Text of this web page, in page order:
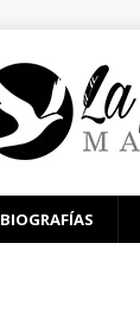
BIOGRAFÍAS